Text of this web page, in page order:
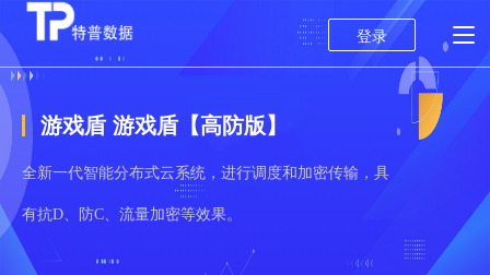
登录
游戏盾 游戏盾【高防版】
全新一代智能分布式云系统，进行调度和加密传输，具
有抗D、防C、流量加密等效果。